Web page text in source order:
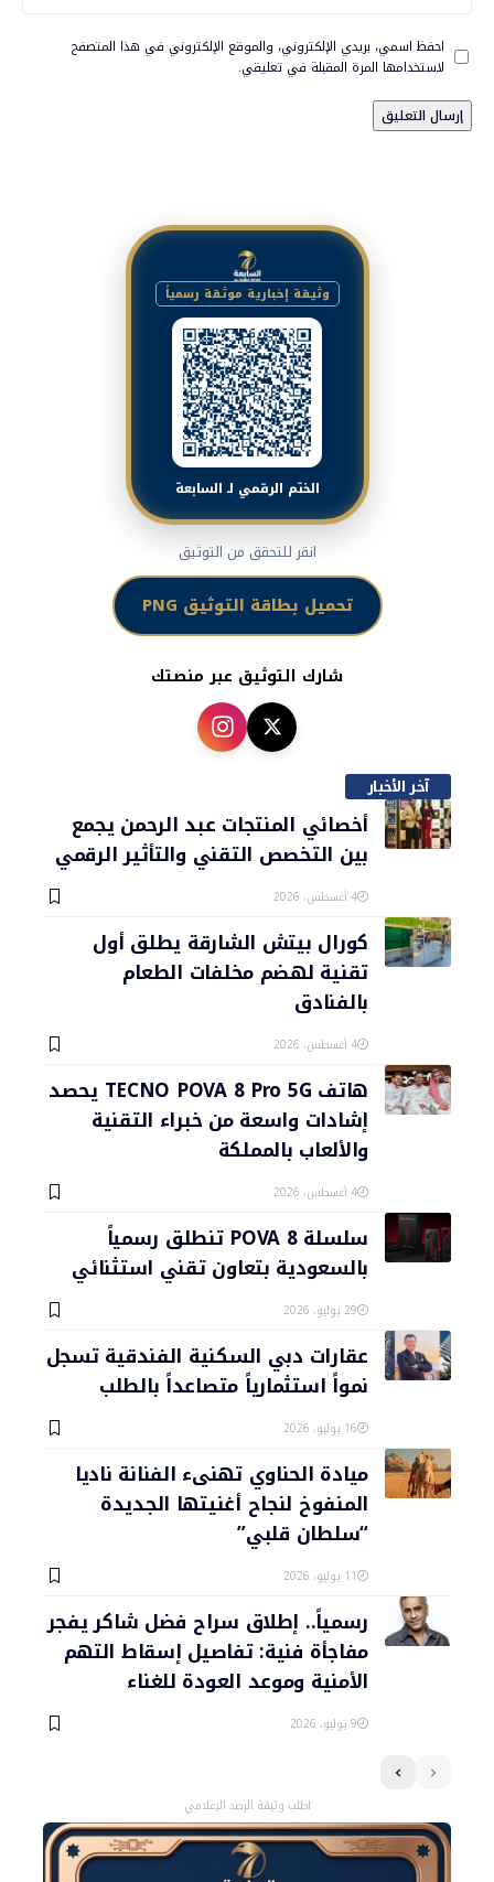
احفظ اسمي، بريدي الإلكتروني، والموقع الإلكتروني في هذا المتصفح
لاستخدامها المرة المقبلة في تعليقي.
وثيقة إخبارية موثقة رسمياً
الختم الرقمي لـ السابعة
انقر للتحقق من التوثيق
تحميل بطاقة التوثيق PNG
شارك التوثيق عبر منصتك
آخر الأخبار
أخصائي المنتجات عبد الرحمن يجمع
بين التخصص التقني والتأثير الرقمي
4 أغسطس، 2026
كورال بيتش الشارقة يطلق أول
تقنية لهضم مخلفات الطعام
بالفنادق
4 أغسطس، 2026
هاتف TECNO POVA 8 Pro 5G يحصد
إشادات واسعة من خبراء التقنية
والألعاب بالمملكة
4 أغسطس، 2026
سلسلة POVA 8 تنطلق رسمياً
بالسعودية بتعاون تقني استثنائي
29 يوليو، 2026
عقارات دبي السكنية الفندقية تسجل
نمواً استثمارياً متصاعداً بالطلب
16 يوليو، 2026
ميادة الحناوي تهنىء الفنانة ناديا
المنفوخ لنجاح أغنيتها الجديدة
“سلطان قلبي”
11 يوليو، 2026
رسمياً.. إطلاق سراح فضل شاكر يفجر
مفاجأة فنية: تفاصيل إسقاط التهم
الأمنية وموعد العودة للغناء
9 يوليو، 2026
اطلب وثيقة الرصد الإعلامي